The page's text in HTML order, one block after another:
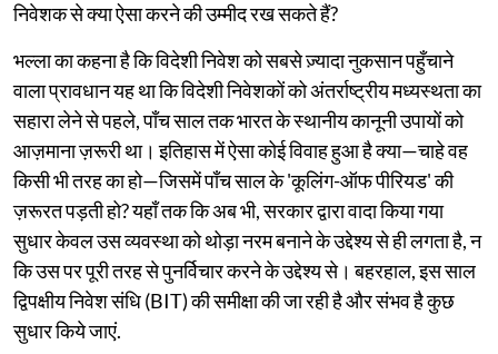
निवेशक से क्या ऐसा करने की उम्मीद रख सकते हैं?
भल्ला का कहना है कि विदेशी निवेश को सबसे ज़्यादा नुकसान पहुँचाने
वाला प्रावधान यह था कि विदेशी निवेशकों को अंतर्राष्ट्रीय मध्यस्थता का
सहारा लेने से पहले, पाँच साल तक भारत के स्थानीय कानूनी उपायों को
आज़माना ज़रूरी था। इतिहास में ऐसा कोई विवाह हुआ है क्या—चाहे वह
किसी भी तरह का हो—जिसमें पाँच साल के 'कूलिंग-ऑफ पीरियड' की
ज़रूरत पड़ती हो? यहाँ तक कि अब भी, सरकार द्वारा वादा किया गया
सुधार केवल उस व्यवस्था को थोड़ा नरम बनाने के उद्देश्य से ही लगता है, न
कि उस पर पूरी तरह से पुनर्विचार करने के उद्देश्य से। बहरहाल, इस साल
द्विपक्षीय निवेश संधि (BIT) की समीक्षा की जा रही है और संभव है कुछ
सुधार किये जाएं.